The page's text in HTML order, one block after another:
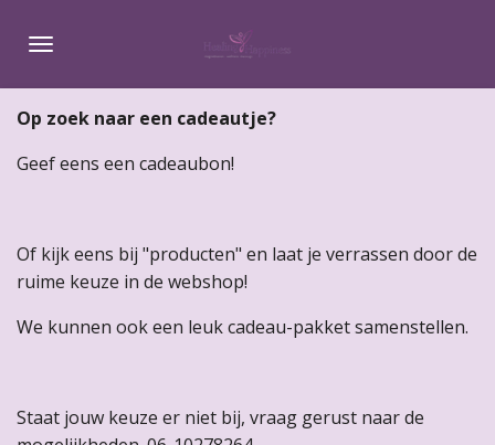
direct
hoofdinhoud
Op zoek naar een cadeautje?
Geef eens een cadeaubon!
Of kijk eens bij "producten" en laat je verrassen door de
ruime keuze in de webshop!
We kunnen ook een leuk cadeau-pakket samenstellen.
Staat jouw keuze er niet bij, vraag gerust naar de